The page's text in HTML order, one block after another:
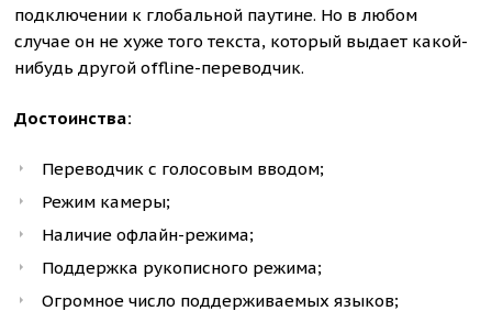
подключении к глобальной паутине. Но в любом
случае он не хуже того текста, который выдает какой-
нибудь другой offline-переводчик.
Достоинства:
Переводчик с голосовым вводом;
Режим камеры;
Наличие офлайн-режима;
Поддержка рукописного режима;
Огромное число поддерживаемых языков;